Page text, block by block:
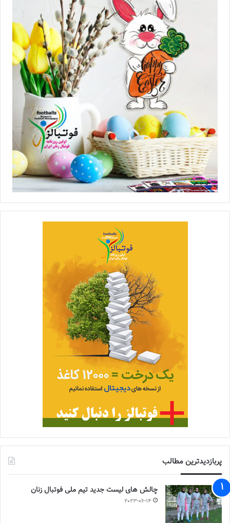
پربازدیدترین مطالب
چالش هاى ليست جدید تيم ملى فوتبال زنان
2023-06-14